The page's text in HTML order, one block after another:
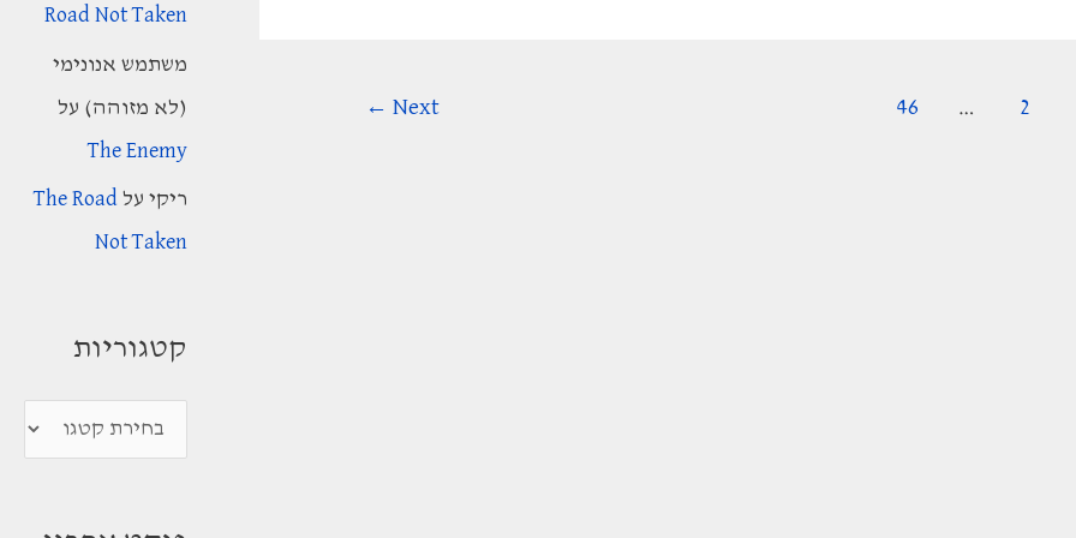
2
…
46
Next
←
Road Not Taken
משתמש אנונימי
(לא מזוהה) על
The Enemy
ריקי עלThe Road
Not Taken
קטגוריות
ט